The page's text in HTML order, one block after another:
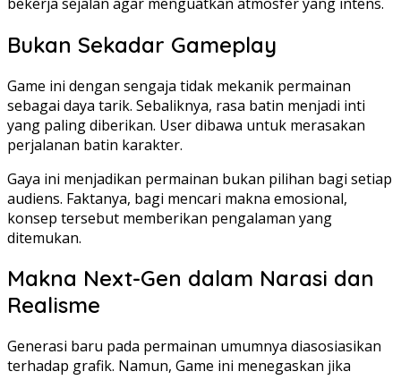
Bukan Sekadar Gameplay
Game ini dengan sengaja tidak mekanik permainan
sebagai daya tarik. Sebaliknya, rasa batin menjadi inti
yang paling diberikan. User dibawa untuk merasakan
perjalanan batin karakter.
Gaya ini menjadikan permainan bukan pilihan bagi setiap
audiens. Faktanya, bagi mencari makna emosional,
konsep tersebut memberikan pengalaman yang
ditemukan.
Makna Next-Gen dalam Narasi dan
Realisme
Generasi baru pada permainan umumnya diasosiasikan
terhadap grafik. Namun, Game ini menegaskan jika